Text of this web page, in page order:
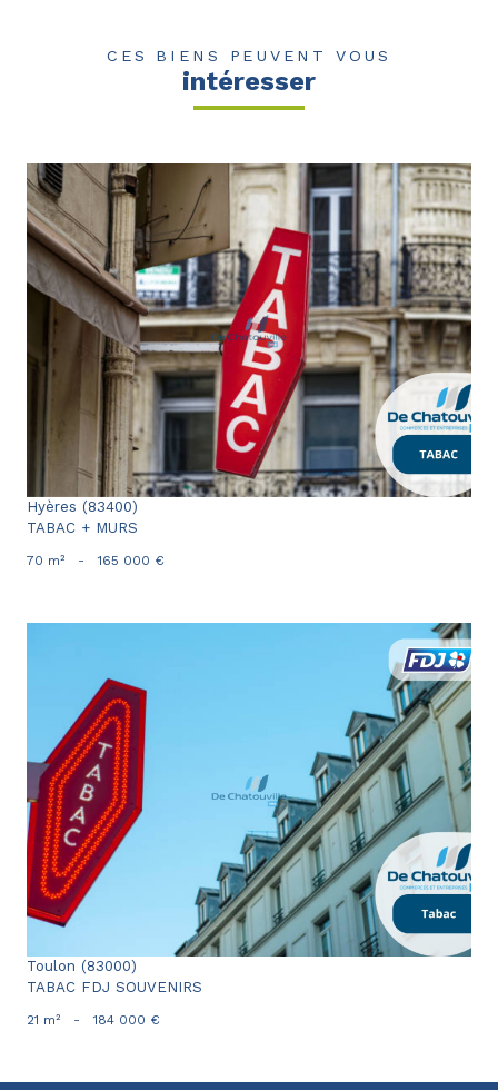
CES BIENS PEUVENT VOUS
intéresser
voir le bien
Hyères (83400)
TABAC + MURS
70 m² - 165 000 €
voir le bien
Toulon (83000)
TABAC FDJ SOUVENIRS
21 m² - 184 000 €